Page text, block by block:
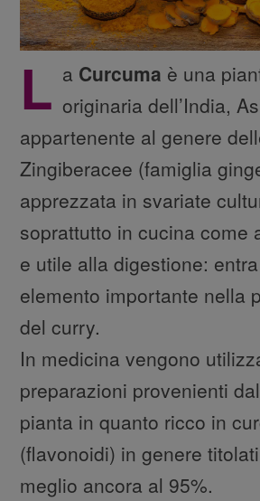
L a Curcuma è una
originaria dell’India,
appartenente al genere
Zingiberacee (famiglia
apprezzata in svariate
soprattutto in cucina come
e utile alla digestione:
elemento importante nella
del curry.
In medicina vengono
preparazioni provenienti
pianta in quanto ricco in
(flavonoidi) in genere
meglio ancora al 95%.